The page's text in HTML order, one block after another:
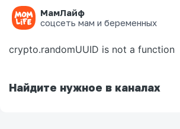
МамЛайф
соцсеть мам и беременных
Ошибка на странице
crypto.randomUUID is not a function
Найдите нужное в каналах